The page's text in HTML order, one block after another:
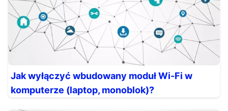
Jak wyłączyć wbudowany moduł Wi-Fi w
komputerze (laptop, monoblok)?